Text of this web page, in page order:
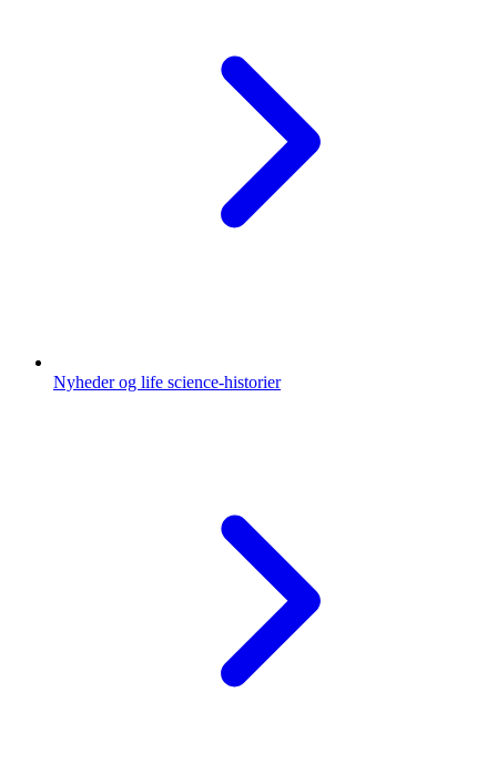
Nyheder og life science-historier